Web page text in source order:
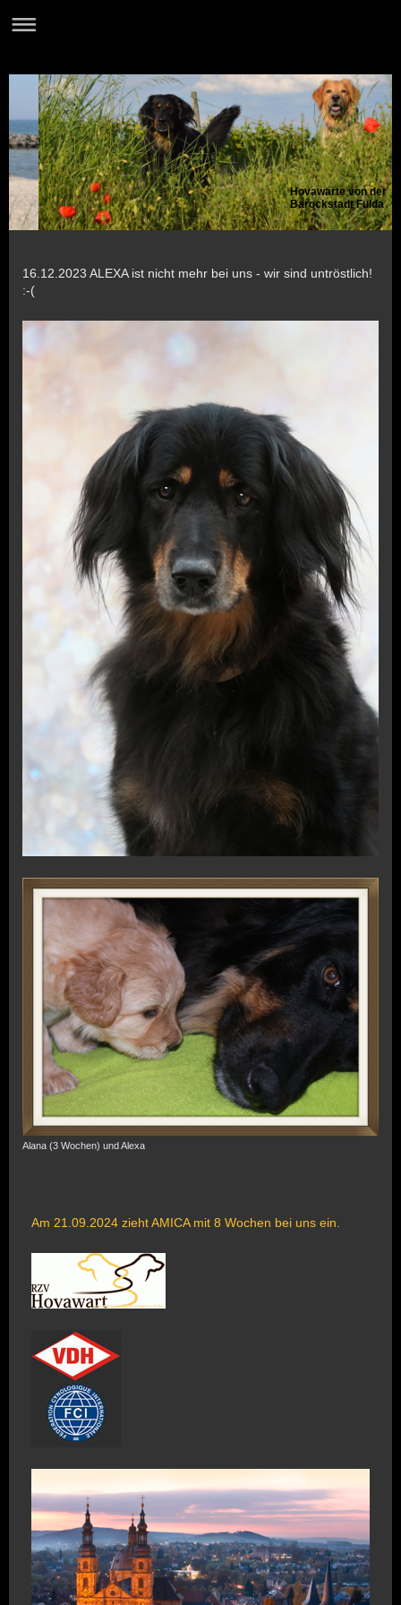
Hovawarte von der
Barockstadt Fulda
16.12.2023 ALEXA ist nicht mehr bei uns - wir sind untröstlich!
:-(
Alana (3 Wochen) und Alexa
Am 21.09.2024 zieht AMICA mit 8 Wochen bei uns ein.